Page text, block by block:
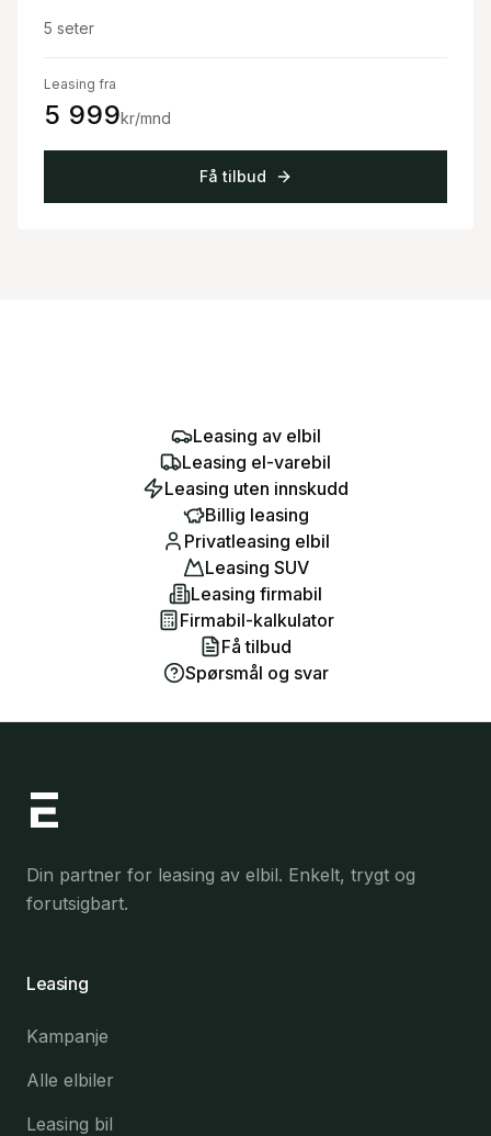
5 seter
Leasing fra
5 999kr/mnd
Få tilbud
Leasing av elbil
Leasing el-varebil
Leasing uten innskudd
Billig leasing
Privatleasing elbil
Leasing SUV
Leasing firmabil
Firmabil-kalkulator
Få tilbud
Spørsmål og svar
Din partner for leasing av elbil. Enkelt, trygt og
forutsigbart.
Leasing
Kampanje
Alle elbiler
Leasing bil